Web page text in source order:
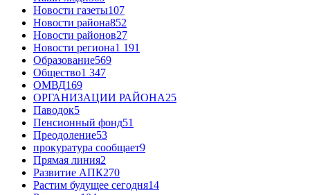
Новости газеты107
Новости района852
Новости районов27
Новости региона1 191
Образование569
Общество1 347
ОМВД169
ОРГАНИЗАЦИИ РАЙОНА25
Паводок5
Пенсионный фонд51
Преодоление53
прокуратура сообщает9
Прямая линия2
Развитие АПК270
Растим будущее сегодня14